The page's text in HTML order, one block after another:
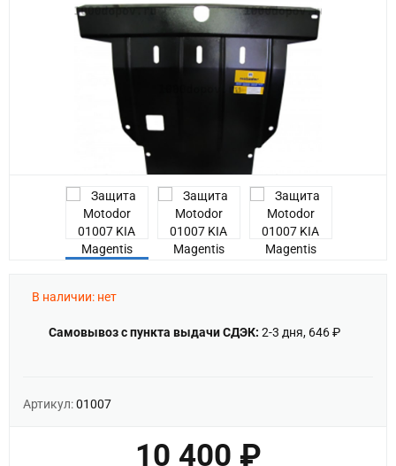
В наличии: нет
Самовывоз с пункта выдачи СДЭК: 2-3 дня, 646 ₽
Артикул:01007
10 400 ₽